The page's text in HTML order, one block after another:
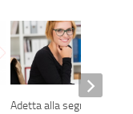
Adetta alla segreteria